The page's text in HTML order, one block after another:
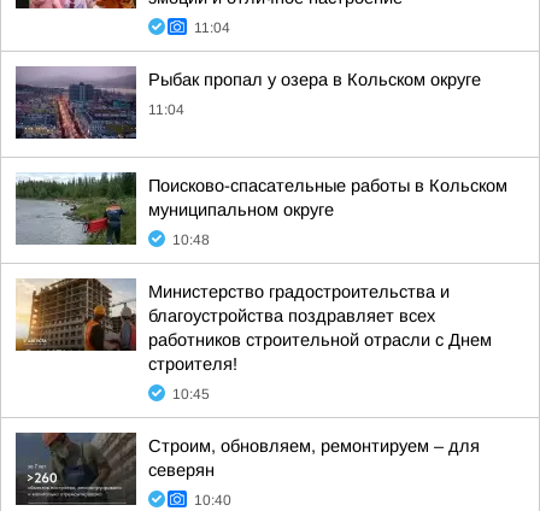
11:04
Рыбак пропал у озера в Кольском округе
11:04
Поисково-спасательные работы в Кольском
муниципальном округе
10:48
Министерство градостроительства и
благоустройства поздравляет всех
работников строительной отрасли с Днем
строителя!
10:45
Строим, обновляем, ремонтируем – для
северян
10:40